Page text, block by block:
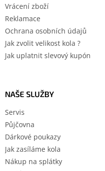
Vrácení zboží
Reklamace
Ochrana osobních údajů
Jak zvolit velikost kola ?
Jak uplatnit slevový kupón
NAŠE SLUŽBY
Servis
Půjčovna
Dárkové poukazy
Jak zasíláme kola
Nákup na splátky